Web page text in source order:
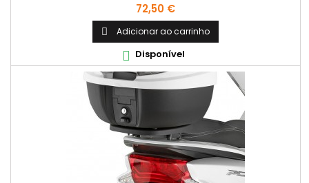
Preço
72,50 €
 Adicionar ao carrinho
 Disponível